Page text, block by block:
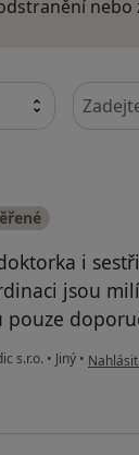
nebo
i
jsou
pouze
s.r.o. • Jiný • podle